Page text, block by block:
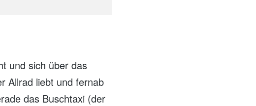
und sich über das
Allrad liebt und fernab
das Buschtaxi (der